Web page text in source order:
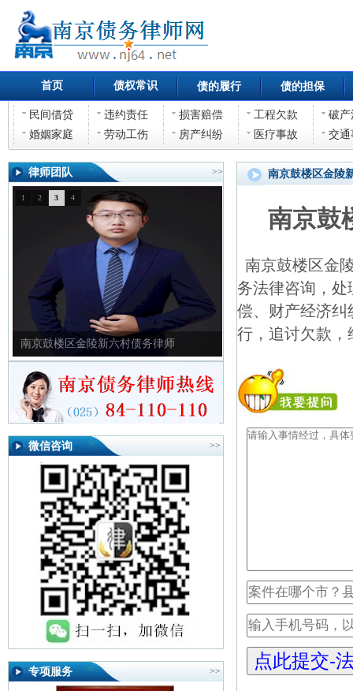
首页 债权常识 债的履行 债的担保
民间借贷 违约责任 损害赔偿 工程欠款
破产
婚姻家庭
劳动工伤 房产纠纷 医疗事故 交通
律师团队 >>
南京鼓楼区金陵新六村债权债务律师
1 2 3 4
微信咨询 >>
专项服务 >>
南京鼓楼区金陵
南京鼓
南京鼓楼区金
务法律咨询，处
偿、财产经济纠
行，追讨欠款，